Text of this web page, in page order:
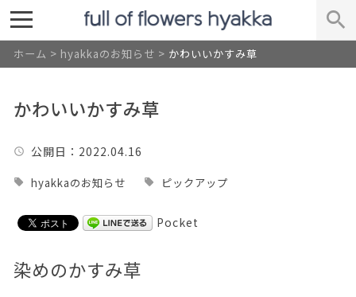
ホーム > hyakkaのお知らせ > かわいいかすみ草
かわいいかすみ草
公開日 ：2022.04.16
hyakkaのお知らせ ピックアップ
Pocket
染めのかすみ草